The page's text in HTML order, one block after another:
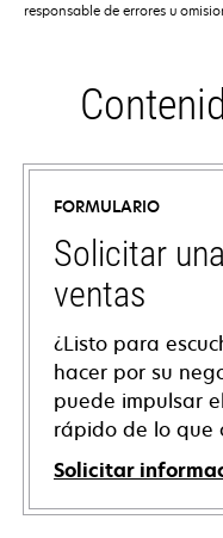
responsable de errores u
FORMULARIO
Solicitar
ventas
¿Listo para
hacer por su
puede impulsar
rápido de lo que
Solicitar